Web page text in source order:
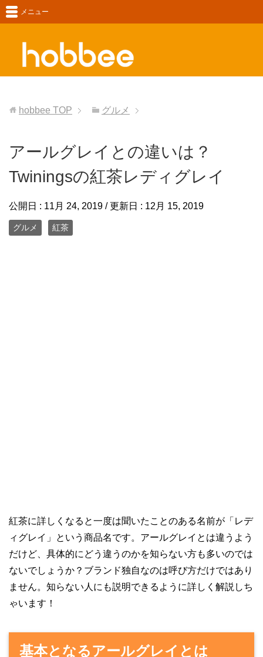
メニュー
hobbee TOP グルメ
アールグレイとの違いは？
Twiningsの紅茶レディグレイ
公開日 : 11月 24, 2019 / 更新日 : 12月 15, 2019
グルメ 紅茶
紅茶に詳しくなると一度は聞いたことのある名前が「レデ
ィグレイ」という商品名です。アールグレイとは違うよう
だけど、具体的にどう違うのかを知らない方も多いのでは
ないでしょうか？ブランド独自なのは呼び方だけではあり
ません。知らない人にも説明できるように詳しく解説しち
ゃいます！
基本となるアールグレイとは